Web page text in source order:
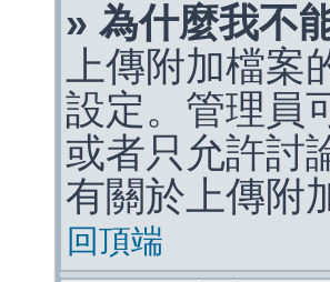
» 為什麼我不
上傳附加檔案
設定。管理員
或者只允許討
有關於上傳附
回頂端